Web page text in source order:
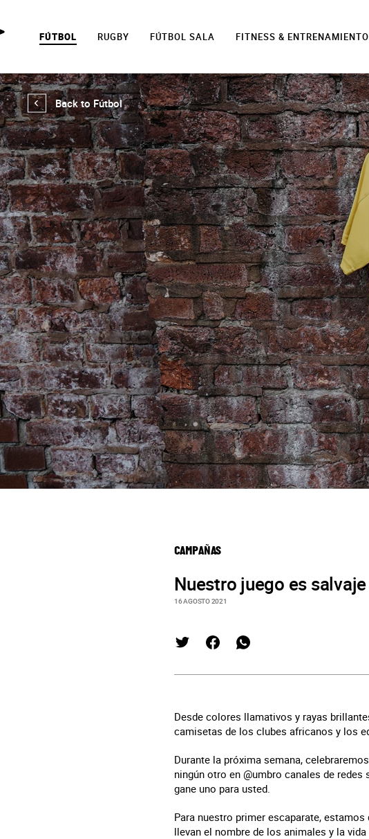
FÚTBOL RUGBY FÚTBOL SALA FITNESS & ENTRENAMIENTO
Back to Fútbol
CAMPAÑAS
Nuestro juego es salvaje
16 AGOSTO 2021
Desde colores llamativos y rayas
camisetas de los clubes africanos y los
Durante la próxima semana,
ningún otro en @umbro canales de
gane uno para usted.
Para nuestro primer escaparate,
llevan el nombre de los animales y la